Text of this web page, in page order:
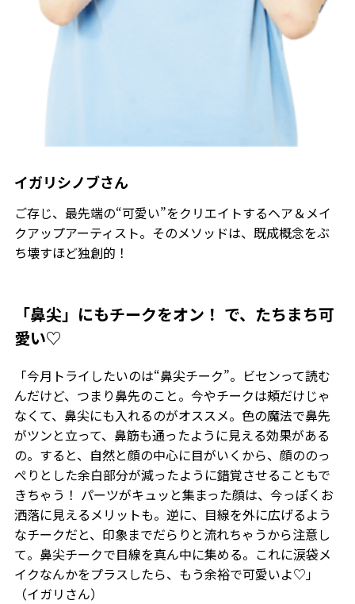
イガリシノブさん
ご存じ、最先端の“可愛い”をクリエイトするヘア＆メイ
クアップアーティスト。そのメソッドは、既成概念をぶ
ち壊すほど独創的！
「鼻尖」にもチークをオン！ で、たちまち可
愛い♡
「今月トライしたいのは“鼻尖チーク”。ビセンって読む
んだけど、つまり鼻先のこと。今やチークは頰だけじゃ
なくて、鼻尖にも入れるのがオススメ。色の魔法で鼻先
がツンと立って、鼻筋も通ったように見える効果がある
の。すると、自然と顔の中心に目がいくから、顔ののっ
ぺりとした余白部分が減ったように錯覚させることもで
きちゃう！ パーツがキュッと集まった顔は、今っぽくお
洒落に見えるメリットも。逆に、目線を外に広げるよう
なチークだと、印象までだらりと流れちゃうから注意し
て。鼻尖チークで目線を真ん中に集める。これに涙袋メ
イクなんかをプラスしたら、もう余裕で可愛いよ♡」
（イガリさん）